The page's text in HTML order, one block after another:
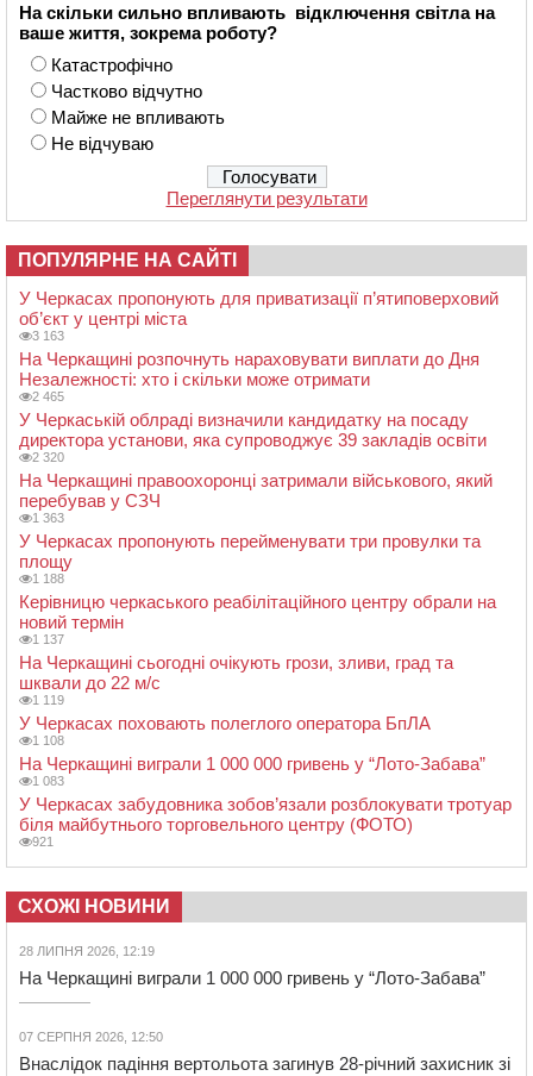
На скільки сильно впливають відключення світла на
ваше життя, зокрема роботу?
Катастрофічно
Частково відчутно
Майже не впливають
Не відчуваю
Переглянути результати
ПОПУЛЯРНЕ НА САЙТІ
У Черкасах пропонують для приватизації п’ятиповерховий
об’єкт у центрі міста
3 163
На Черкащині розпочнуть нараховувати виплати до Дня
Незалежності: хто і скільки може отримати
2 465
У Черкаській облраді визначили кандидатку на посаду
директора установи, яка супроводжує 39 закладів освіти
2 320
На Черкащині правоохоронці затримали військового, який
перебував у СЗЧ
1 363
У Черкасах пропонують перейменувати три провулки та
площу
1 188
Керівницю черкаського реабілітаційного центру обрали на
новий термін
1 137
На Черкащині сьогодні очікують грози, зливи, град та
шквали до 22 м/с
1 119
У Черкасах поховають полеглого оператора БпЛА
1 108
На Черкащині виграли 1 000 000 гривень у “Лото-Забава”
1 083
У Черкасах забудовника зобов’язали розблокувати тротуар
біля майбутнього торговельного центру (ФОТО)
921
СХОЖІ НОВИНИ
28 ЛИПНЯ 2026, 12:19
На Черкащині виграли 1 000 000 гривень у “Лото-Забава”
07 СЕРПНЯ 2026, 12:50
Внаслідок падіння вертольота загинув 28-річний захисник зі